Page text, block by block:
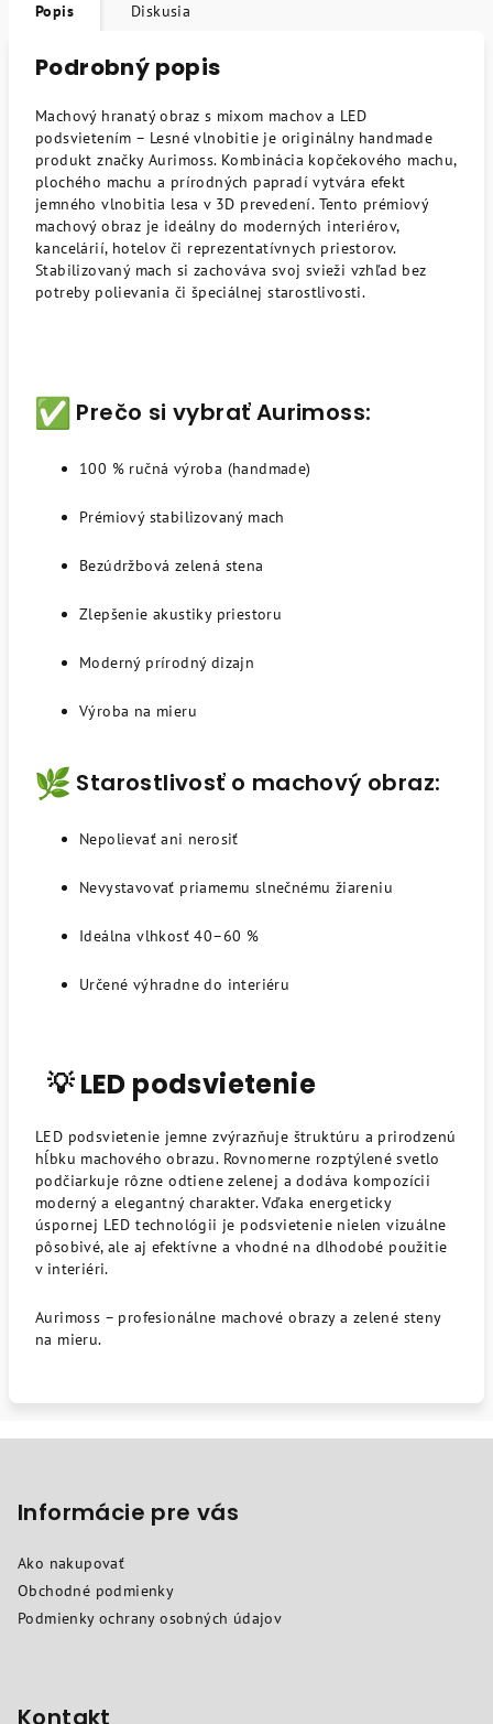
Popis Diskusia
Podrobný popis
Machový hranatý obraz s mixom machov a LED
podsvietením – Lesné vlnobitie je originálny handmade
produkt značky Aurimoss. Kombinácia kopčekového machu,
plochého machu a prírodných papradí vytvára efekt
jemného vlnobitia lesa v 3D prevedení. Tento prémiový
machový obraz je ideálny do moderných interiérov,
kancelárií, hotelov či reprezentatívnych priestorov.
Stabilizovaný mach si zachováva svoj svieži vzhľad bez
potreby polievania či špeciálnej starostlivosti.
Prečo si vybrať Aurimoss:
100 % ručná výroba (handmade)
Prémiový stabilizovaný mach
Bezúdržbová zelená stena
Zlepšenie akustiky priestoru
Moderný prírodný dizajn
Výroba na mieru
Starostlivosť o machový obraz:
Nepolievať ani nerosiť
Nevystavovať priamemu slnečnému žiareniu
Ideálna vlhkosť 40–60 %
Určené výhradne do interiéru
💡 LED podsvietenie
LED podsvietenie jemne zvýrazňuje štruktúru a prirodzenú
hĺbku machového obrazu. Rovnomerne rozptýlené svetlo
podčiarkuje rôzne odtiene zelenej a dodáva kompozícii
moderný a elegantný charakter. Vďaka energeticky
úspornej LED technológii je podsvietenie nielen vizuálne
pôsobivé, ale aj efektívne a vhodné na dlhodobé použitie
v interiéri.
Aurimoss – profesionálne machové obrazy a zelené steny
na mieru.
Informácie pre vás
Ako nakupovať
Obchodné podmienky
Podmienky ochrany osobných údajov
Kontakt